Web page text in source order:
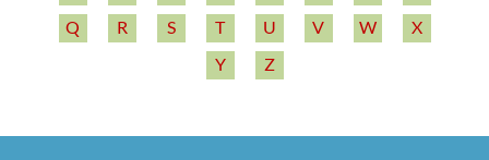
Q
R S T U V W
X
Y
Z